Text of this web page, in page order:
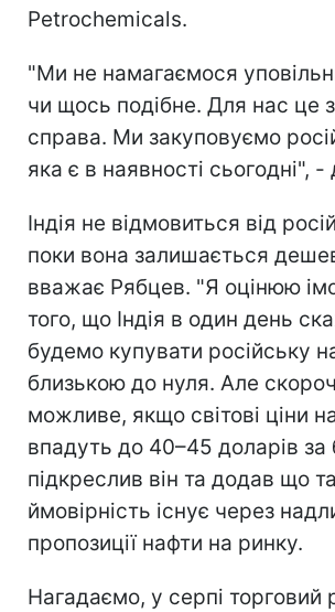
Petrochemicals.
"Ми не намагаємося
чи щось подібне. Для нас це
справа. Ми закуповуємо
яка є в наявності сьогодні", -
Індія не відмовиться від
поки вона залишається
вважає Рябцев. "Я оцінюю
того, що Індія в один день
будемо купувати російську
близькою до нуля. Але
можливе, якщо світові ціни
впадуть до 40–45 доларів за
підкреслив він та додав що
ймовірність існує через
пропозиції нафти на ринку.
Нагадаємо, у серпі торговий